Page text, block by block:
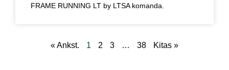
FRAME RUNNING LT by LTSA komanda.
« Ankst. 1 2 3 … 38 Kitas »